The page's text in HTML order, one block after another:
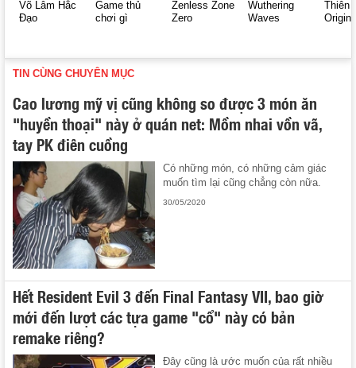
Võ Lâm Hắc
Đạo
Game thủ
chơi gì
Zenless Zone
Zero
Wuthering
Waves
Thiên
Origin
TIN CÙNG CHUYÊN MỤC
Cao lương mỹ vị cũng không so được 3 món ăn
"huyền thoại" này ở quán net: Mồm nhai vồn vã,
tay PK điên cuồng
Có những món, có những cảm giác
muốn tìm lại cũng chẳng còn nữa.
30/05/2020
Hết Resident Evil 3 đến Final Fantasy VII, bao giờ
mới đến lượt các tựa game "cổ" này có bản
remake riêng?
Đây cũng là ước muốn của rất nhiều